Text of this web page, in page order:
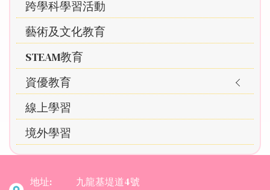
跨學科學習活動
藝術及文化教育
STEAM教育
資優教育
線上學習
境外學習
地址: 九龍基堤道4號